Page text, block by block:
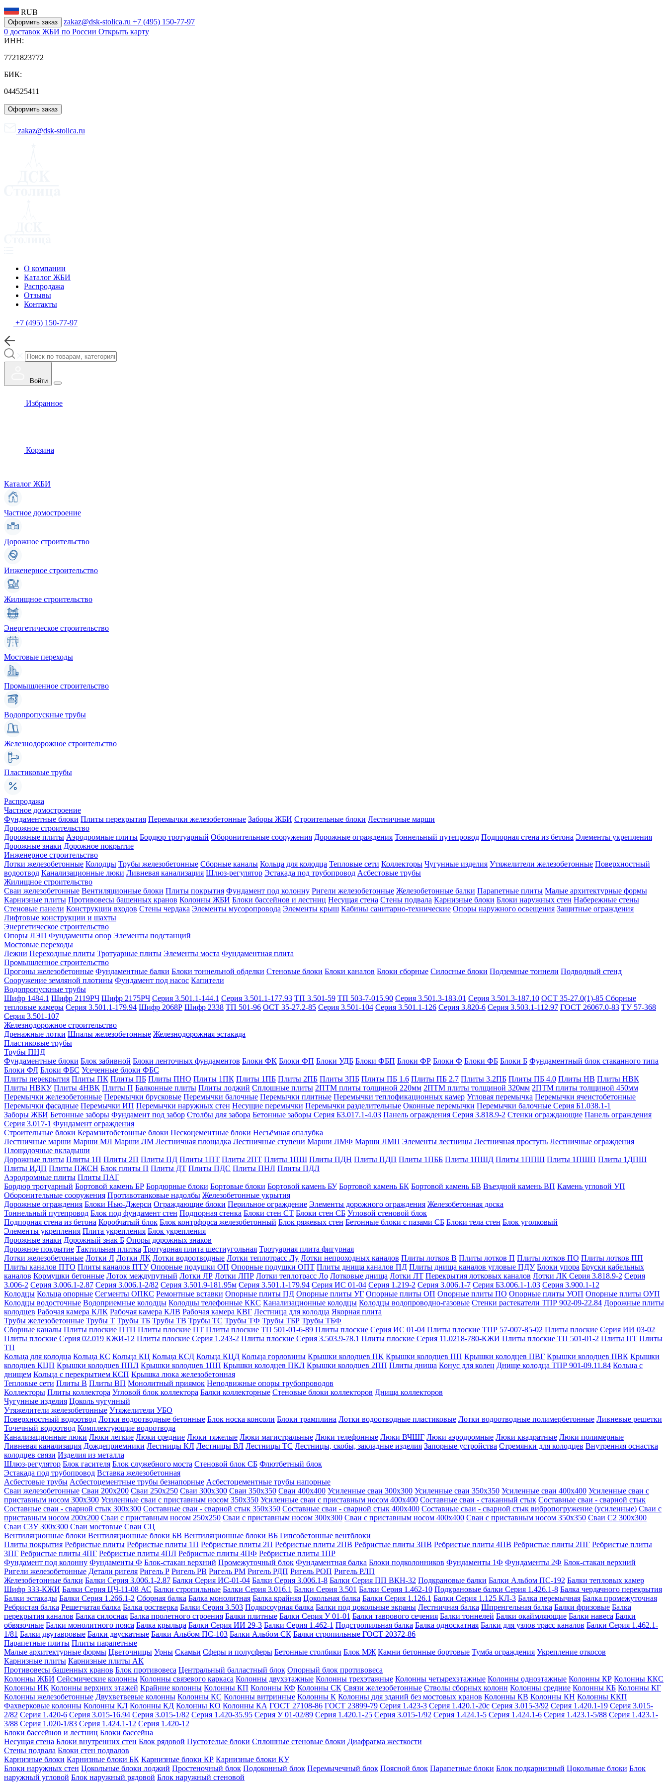
RUB
Оформить заказ zakaz@dsk-stolica.ru +7 (495) 150-77-97
0 доставок ЖБИ по России Открыть карту
ИНН:
7721823772
БИК:
044525411
Оформить заказ
zakaz@dsk-stolica.ru
О компании
Каталог ЖБИ
Распродажа
Отзывы
Контакты
+7 (495) 150-77-97
Войти
Избранное
Корзина
Каталог ЖБИ
Частное домостроение
Дорожное строительство
Инженерное строительство
Жилищное строительство
Энергетическое строительство
Мостовые переходы
Промышленное строительство
Водопропускные трубы
Железнодорожное строительство
Пластиковые трубы
Распродажа
Частное домостроение
Фундаментные блоки Плиты перекрытия Перемычки железобетонные Заборы ЖБИ Строительные блоки Лестничные марши
Дорожное строительство
Дорожные плиты Аэродромные плиты Бордюр тротуарный Оборонительные сооружения Дорожные ограждения Тоннельный путепровод Подпорная стена из бетона Элементы укрепления
Дорожные знаки Дорожное покрытие
Инженерное строительство
Лотки железобетонные Колодцы Трубы железобетонные Сборные каналы Кольца для колодца Тепловые сети Коллекторы Чугунные изделия Утяжелители железобетонные Поверхностный
водоотвод Канализационные люки Ливневая канализация Шлюз-регулятор Эстакада под трубопровод Асбестовые трубы
Жилищное строительство
Сваи железобетонные Вентиляционные блоки Плиты покрытия Фундамент под колонну Ригели железобетонные Железобетонные балки Парапетные плиты Малые архитектурные формы
Карнизные плиты Противовесы башенных кранов Колонны ЖБИ Блоки бассейнов и лестниц Несущая стена Стены подвала Карнизные блоки Блоки наружных стен Набережные стены
Стеновые панели Конструкции входов Стены чердака Элементы мусоропровода Элементы крыш Кабины санитарно-технические Опоры наружного освещения Защитные ограждения
Лифтовые конструкции и шахты
Энергетическое строительство
Опоры ЛЭП Фундаменты опор Элементы подстанций
Мостовые переходы
Лежни Переходные плиты Тротуарные плиты Элементы моста Фундаментная плита
Промышленное строительство
Прогоны железобетонные Фундаментные балки Блоки тоннельной обделки Стеновые блоки Блоки каналов Блоки сборные Силосные блоки Подземные тоннели Подводный стенд
Сооружение земляной плотины Фундамент под насос Капители
Водопропускные трубы
Шифр 1484.1 Шифр 2119РЧ Шифр 2175РЧ Серия 3.501.1-144.1 Серия 3.501.1-177.93 ТП 3.501-59 ТП 503-7-015.90 Серия 3.501.3-183.01 Серия 3.501.3-187.10 ОСТ 35-27.0(1)-85 Сборные
тепловые камеры Серия 3.501.1-179.94 Шифр 2068Р Шифр 2338 ТП 501-96 ОСТ 35-27.2-85 Серия 3.501-104 Серия 3.501.1-126 Серия 3.820-6 Серия 3.503.1-112.97 ГОСТ 26067.0-83 ТУ 57-368
Серия 3.501-107
Железнодорожное строительство
Дренажные лотки Шпалы железобетонные Железнодорожная эстакада
Пластиковые трубы
Трубы ПНД
Фундаментные блоки Блок забивной Блоки ленточных фундаментов Блоки ФК Блоки ФП Блоки УДБ Блоки ФБП Блоки ФР Блоки Ф Блоки ФБ Блоки Б Фундаментный блок стаканного типа
Блоки ФЛ Блоки ФБС Усеченные блоки ФБС
Плиты перекрытия Плиты ПК Плиты ПБ Плиты ПНО Плиты 1ПК Плиты 1ПБ Плиты 2ПБ Плиты 3ПБ Плиты ПБ 1.6 Плиты ПБ 2.7 Плиты 3.2ПБ Плиты ПБ 4.0 Плиты НВ Плиты НВК
Плиты НВКУ Плиты 4НВК Плиты П Балконные плиты Плиты лоджий Сплошные плиты 2ПТМ плиты толщиной 220мм 2ПТМ плиты толщиной 320мм 2ПТМ плиты толщиной 450мм
Перемычки железобетонные Перемычки брусковые Перемычки балочные Перемычки плитные Перемычки теплофикационных камер Угловая перемычка Перемычки ячеистобетонные
Перемычки фасадные Перемычки ИП Перемычки наружных стен Несущие перемычки Перемычки разделительные Оконные перемычки Перемычки балочные Серия Б1.038.1-1
Заборы ЖБИ Бетонные заборы Фундамент под забор Столбы для забора Бетонные заборы Серия Б3.017.1-4.03 Панель ограждения Серия 3.818.9-2 Стенки ограждающие Панель ограждения
Серия 3.017-1 Фундамент ограждения
Строительные блоки Керамзитобетонные блоки Пескоцементные блоки Несъёмная опалубка
Лестничные марши Марши МЛ Марши ЛМ Лестничная площадка Лестничные ступени Марши ЛМФ Марши ЛМП Элементы лестницы Лестничная проступь Лестничные ограждения
Площадочные вкладыши
Дорожные плиты Плиты 1П Плиты 2П Плиты ПД Плиты 1ПТ Плиты 2ПТ Плиты 1ПШ Плиты ПДН Плиты ПДП Плиты 1ПББ Плиты 1ПШД Плиты 1ППШ Плиты 1ПШП Плиты 1ДПШ
Плиты ИДП Плиты ПЖСН Блок плиты П Плиты ДТ Плиты ПДС Плиты ПНЛ Плиты ПДЛ
Аэродромные плиты Плиты ПАГ
Бордюр тротуарный Бортовой камень БР Бордюрные блоки Бортовые блоки Бортовой камень БУ Бортовой камень БК Бортовой камень БВ Въездной камень ВП Камень угловой УП
Оборонительные сооружения Противотанковые надолбы Железобетонные укрытия
Дорожные ограждения Блоки Нью-Джерси Ограждающие блоки Перильное ограждение Элементы дорожного ограждения Железобетонная доска
Тоннельный путепровод Блок под фундамент стен Подпорная стенка Блоки стен СТ Блоки стен СБ Угловой стеновой блок
Подпорная стена из бетона Коробчатый блок Блок контрфорса железобетонный Блок ряжевых стен Бетонные блоки с пазами СБ Блоки тела стен Блок уголковый
Элементы укрепления Плита укрепления Блок укрепления
Дорожные знаки Дорожный знак Б Опоры дорожных знаков
Дорожное покрытие Тактильная плитка Тротуарная плита шестиугольная Тротуарная плита фигурная
Лотки железобетонные Лотки Л Лотки ЛК Лотки водоотводные Лотки теплотрасс Лу Лотки непроходных каналов Плиты лотков В Плиты лотков П Плиты лотков ПО Плиты лотков ПП
Плиты каналов ПТО Плиты каналов ПТУ Опорные подушки ОП Опорные подушки ОПТ Плиты днища каналов ПД Плиты днища каналов угловые ПДУ Блоки упора Бруски кабельных
каналов Кормушки бетонные Лоток междупутный Лотки ЛР Лотки ЛПР Лотки теплотрасс Ло Лотковые днища Лотки ЛТ Перекрытия лотковых каналов Лотки ЛК Серия 3.818.9-2 Серия
3.006-2 Серия 3.006.1-2.87 Серия 3.006.1-2/82 Серия 3.501.9-181.95м Серия 3.501.1-179.94 Серия ИС 01-04 Серия 1.219-2 Серия 3.006.1-7 Серия Б3.006.1-1.03 Серия 3.900.1-12
Колодцы Кольца опорные Сегменты ОПКС Ремонтные вставки Опорные плиты ПД Опорные плиты УГ Опорные плиты ОП Опорные плиты ПО Опорные плиты УОП Опорные плиты ОУП
Колодцы водосточные Водоприемные колодцы Колодцы телефонные ККС Канализационные колодцы Колодцы водопроводно-газовые Стенки растекатели ТПР 902-09-22.84 Дорожные плиты
колодцев Рабочая камера КЛК Рабочая камера КЛВ Рабочая камера КВГ Лестница для колодца Якорная плита
Трубы железобетонные Трубы Т Трубы ТБ Трубы ТВ Трубы ТС Трубы ТФ Трубы ТБР Трубы ТБФ
Сборные каналы Плиты плоские ПТП Плиты плоские ПТ Плиты плоские ТП 501-01-6-89 Плиты плоские Серия ИС 01-04 Плиты плоские ТПР 57-007-85-02 Плиты плоские Серия ИИ 03-02
Плиты плоские Серия 02.019 КЖИ-12 Плиты плоские Серия 1.243-2 Плиты плоские Серия 3.503.9-78.1 Плиты плоские Серия 11.0218-780-КЖИ Плиты плоские ТП 501-01-2 Плиты ПТ Плиты
ТП
Кольца для колодца Кольца КС Кольца КЦ Кольца КСД Кольца КЦД Кольца горловины Крышки колодцев ПК Крышки колодцев ПП Крышки колодцев ПВГ Крышки колодцев ПВК Крышки
колодцев КЦП Крышки колодцев ППЛ Крышки колодцев 1ПП Крышки колодцев ПКЛ Крышки колодцев 2ПП Плиты днища Конус для колец Днище колодца ТПР 901-09.11.84 Кольца с
днищем Кольца с перекрытием КСП Крышка люка железобетонная
Тепловые сети Плиты В Плиты ВП Монолитный приямок Неподвижные опоры трубопроводов
Коллекторы Плиты коллектора Угловой блок коллектора Балки коллекторные Стеновые блоки коллекторов Днища коллекторов
Чугунные изделия Цоколь чугунный
Утяжелители железобетонные Утяжелители УБО
Поверхностный водоотвод Лотки водоотводные бетонные Блок носка консоли Блоки трамплина Лотки водоотводные пластиковые Лотки водоотводные полимербетонные Ливневые решетки
Точечный водоотвод Комплектующие водоотвода
Канализационные люки Люки легкие Люки средние Люки тяжелые Люки магистральные Люки телефонные Люки ВЧШГ Люки аэродромные Люки квадратные Люки полимерные
Ливневая канализация Дождеприемники Лестницы КЛ Лестницы ВЛ Лестницы ТС Лестницы, скобы, закладные изделия Запорные устройства Стремянки для колодцев Внутренняя оснастка
колодцев связи Изделия из металла
Шлюз-регулятор Блок гасителя Блок служебного моста Стеновой блок СБ Флютбетный блок
Эстакада под трубопровод Вставка железобетонная
Асбестовые трубы Асбестоцементные трубы безнапорные Асбестоцементные трубы напорные
Сваи железобетонные Сваи 200х200 Сваи 250х250 Сваи 300х300 Сваи 350х350 Сваи 400х400 Усиленные сваи 300х300 Усиленные сваи 350х350 Усиленные сваи 400х400 Усиленные сваи с
приставным носом 300х300 Усиленные сваи с приставным носом 350х350 Усиленные сваи с приставным носом 400х400 Составные сваи - стаканный стык Составные сваи - сварной стык
Составные сваи - сварной стык 300х300 Составные сваи - сварной стык 350х350 Составные сваи - сварной стык 400х400 Составные сваи - сварной стык вибропогружение (усиленные) Сваи с
приставным носом 200х200 Сваи с приставным носом 250х250 Сваи с приставным носом 300х300 Сваи с приставным носом 400х400 Сваи с приставным носом 350х350 Сваи С2 300х300
Сваи С3У 300х300 Сваи мостовые Сваи СЦ
Вентиляционные блоки Вентиляционные блоки БВ Вентиляционные блоки ВБ Гипсобетонные вентблоки
Плиты покрытия Ребристые плиты Ребристые плиты 1П Ребристые плиты 2П Ребристые плиты 2ПВ Ребристые плиты 3ПВ Ребристые плиты 4ПВ Ребристые плиты 2ПГ Ребристые плиты
3ПГ Ребристые плиты 4ПГ Ребристые плиты 4ПЛ Ребристые плиты 4ПФ Ребристые плиты 1ПР
Фундамент под колонну Фундаменты Ф Блок-стакан верхний Промежуточный блок Фундаментная балка Блоки подколонников Фундаменты 1Ф Фундаменты 2Ф Блок-стакан верхний
Ригели железобетонные Детали ригеля Ригель Р Ригель РВ Ригель РМ Ригель РДП Ригель РОП Ригель РЛП
Железобетонные балки Балки Серия 3.006.1-2.87 Балки Серия ИС-01-04 Балки Серия 3.006.1-8 Балки Серия ПП ВКН-32 Подкрановые балки Балки Альбом ПС-192 Балки тепловых камер
Шифр 333-КЖИ Балки Серия ЦЧ-11-08 АС Балки стропильные Балки Серия 3.016.1 Балки Серия 3.501 Балки Серия 1.462-10 Подкрановые балки Серия 1.426.1-8 Балка чердачного перекрытия
Балки эстакады Балки Серия 1.266.1-2 Сборная балка Балка монолитная Балка крайняя Цокольная балка Балки Серия 1.126.1 Балки Серия 1.125 КЛ-3 Балка перемычная Балка промежуточная
Ребристая балка Решетчатая балка Балка ростверка Балки Серия 3.503 Подкосоурная балка Балки под цокольные экраны Лестничная балка Шпренгельная балка Балки фризовые Балка
перекрытия каналов Балка силосная Балка пролетного строения Балки плитные Балки Серия У 01-01 Балки таврового сечения Балки тоннелей Балки окаймляющие Балки навеса Балки
обвязочные Балки монолитного пояса Балка крыльца Балки Серия ИИ 29-3 Балки Серия 1.462-1 Подстропильная балка Балка односкатная Балки для узлов трасс каналов Балки Серия 1.462.1-
1/81 Балки двутавровые Балки двускатные Балки Альбом ПС-103 Балки Альбом СК Балки стропильные ГОСТ 20372-86
Парапетные плиты Плиты парапетные
Малые архитектурные формы Цветочницы Урны Скамьи Сферы и полусферы Бетонные столбики Блок МЖ Камни бетонные бортовые Тумба ограждения Укрепление откосов
Карнизные плиты Карнизные плиты АК
Противовесы башенных кранов Блок противовеса Центральный балластный блок Опорный блок противовеса
Колонны ЖБИ Сейсмические колонны Колонны связевого каркаса Колонны двухэтажные Колонны трехэтажные Колонны четырехэтажные Колонны одноэтажные Колонны КР Колонны ККС
Колонны ИК Колонны верхних этажей Крайние колонны Колонны КП Колонны КФ Колонны СК Связи железобетонные Стволы сборных колонн Колонны средние Колонны КБ Колонны КГ
Колонны железобетонные Двухветвевые колонны Колонны КС Колонны витринные Колонны К Колонны для зданий без мостовых кранов Колонны КВ Колонны КН Колонны ККП
Фахверковые колонны Колонны КЛ Колонны КД Колонны КО Колонны КА ГОСТ 27108-86 ГОСТ 23899-79 Серия 1.423-3 Серия 1.420.1-20с Серия 3.015-3/92 Серия 1.420.1-19 Серия 3.015-
2/82 Серия 1.420-6 Серия 3.015-16.94 Серия 3.015-1/82 Серия 1.420-35.95 Серия У 01-02/89 Серия 1.420.1-25 Серия 3.015-1/92 Серия 1.424.1-5 Серия 1.424.1-6 Серия 1.423.1-5/88 Серия 1.423.1-
3/88 Серия 1.020-1/83 Серия 1.424.1-12 Серия 1.420-12
Блоки бассейнов и лестниц Блоки бассейна
Несущая стена Блоки внутренних стен Блок рядовой Пустотелые блоки Сплошные стеновые блоки Диафрагма жесткости
Стены подвала Блоки стен подвалов
Карнизные блоки Карнизные блоки БК Карнизные блоки КР Карнизные блоки КУ
Блоки наружных стен Цокольные блоки лоджий Простеночный блок Подоконный блок Перемычечный блок Поясной блок Парапетные блоки Блок подкарнизный Цокольные блоки Блок
наружный угловой Блок наружный рядовой Блок наружный стеновой